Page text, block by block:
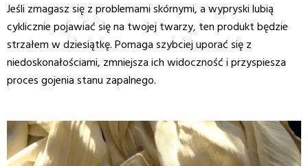
Jeśli zmagasz się z problemami skórnymi, a wypryski lubią
cyklicznie pojawiać się na twojej twarzy, ten produkt będzie
strzałem w dziesiątkę. Pomaga szybciej uporać się z
niedoskonałościami, zmniejsza ich widoczność i przyspiesza
proces gojenia stanu zapalnego.